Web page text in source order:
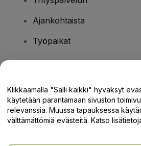
Ajankohtaista
Työpaikat
Tukikeskus / Ota meihin
Klikkaamalla "Salli kaikki" hyväksyt
käytetään parantamaan sivuston
relevanssia. Muussa tapauksessa
välttämättömiä evästeitä. Katso